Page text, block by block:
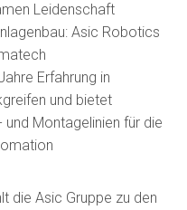
Leidenschaft
Asic Robotics
Erfahrung in
und bietet
und Montagelinien für die
die Asic Gruppe zu den